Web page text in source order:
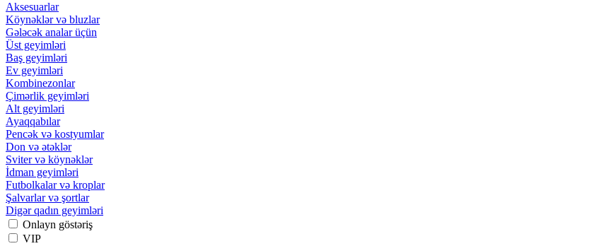
Aksesuarlar
Köynəklər və bluzlar
Gələcək analar üçün
Üst geyimləri
Baş geyimləri
Ev geyimləri
Kombinezonlar
Çimərlik geyimləri
Alt geyimləri
Ayaqqabılar
Pencək və kostyumlar
Don və ətəklər
Sviter və köynəklər
İdman geyimləri
Futbolkalar və kroplar
Şalvarlar və şortlar
Digər qadın geyimləri
Onlayn göstəriş
VIP